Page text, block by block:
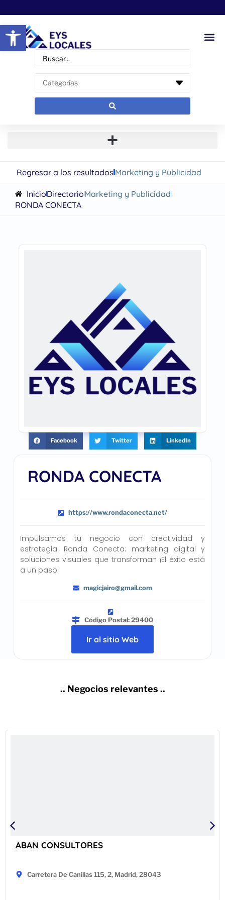
Abrir barra de herramientas
Regresar a los resultadosMarketing y Publicidad
InicioDirectorioMarketing y Publicidad
RONDA CONECTA
RONDA CONECTA
https://www.rondaconecta.net/
Impulsamos tu negocio con creatividad y
estrategia. Ronda Conecta: marketing digital y
soluciones visuales que transforman ¡El éxito está
a un paso!
magicjairo@gmail.com
Código Postal: 29400
Ir al sitio Web
Facebook Twitter LinkedIn
.. Negocios relevantes ..
ABAN CONSULTORES
Carretera De Canillas 115, 2, Madrid, 28043